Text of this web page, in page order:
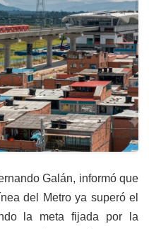
Galán, informó que
del Metro ya superó el
la meta fijada por la